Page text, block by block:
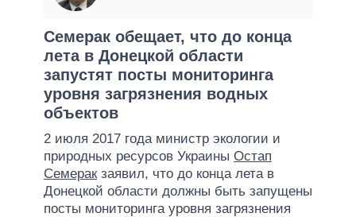
ОБЗОРЫ
ДАЙДЖЕСТЫ
ПРЕЗИДЕНТ И ОФИС
ВЕРХОВНАЯ РАДА
КАБИНЕТ МИНИСТРОВ
ГЛАВЫ ОБЛАДМИНИСТРАЦИЙ
МЭРЫ
ПОДДЕРЖАТЬ
СРАВНЕНИЕ ПОЛИТИКОВ
Семерак обещает, что до конца
лета в Донецкой области
запустят посты мониторинга
уровня загрязнения водных
объектов
2 июля 2017 года министр экологии и
природных ресурсов Украины Остап
Семеракзаявил, что до конца лета в
Донецкой области должны быть запущены
посты мониторинга уровня загрязнения